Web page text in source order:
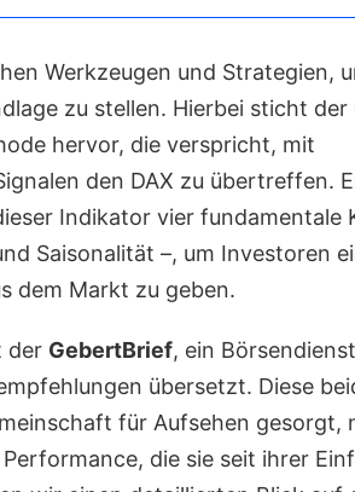
Werkzeugen und Strategien,
zu stellen. Hierbei sticht der
hervor, die verspricht, mit
den DAX zu übertreffen.
Indikator vier fundamentale
Saisonalität –, um Investoren
dem Markt zu geben.
der GebertBrief, ein
übersetzt. Diese
für Aufsehen gesorgt,
die sie seit ihrer